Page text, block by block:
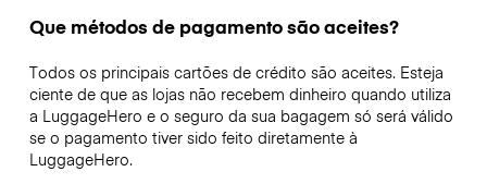
Que métodos de pagamento são aceites?
Todos os principais cartões de crédito são aceites. Esteja
ciente de que as lojas não recebem dinheiro quando utiliza
a LuggageHero e o seguro da sua bagagem só será válido
se o pagamento tiver sido feito diretamente à
LuggageHero.